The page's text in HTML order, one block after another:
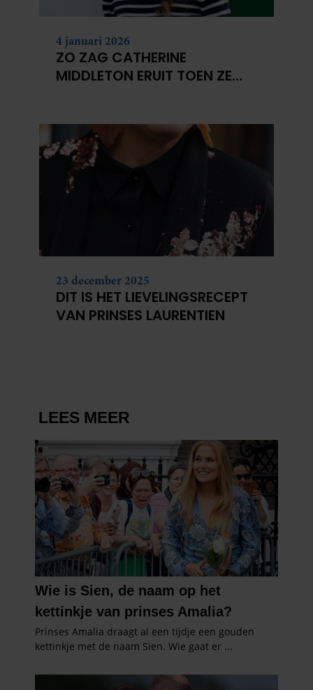
partners kunnen deze gegevens combineren met andere
verzameld op basis van uw gebruik van hun services. U
gaat akkoord met onze cookies als u onze website blijft
gebruiken.
4 januari 2026
ZO ZAG CATHERINE
MIDDLETON ERUIT TOEN ZE
23 december 2025
DIT IS HET LIEVELINGSRECEPT
VAN PRINSES LAURENTIEN